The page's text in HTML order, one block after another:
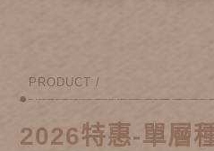
PRODUCT /
2026特惠-單層